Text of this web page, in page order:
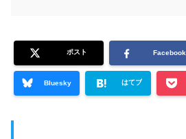
ポスト Facebook
Bluesky はてブ